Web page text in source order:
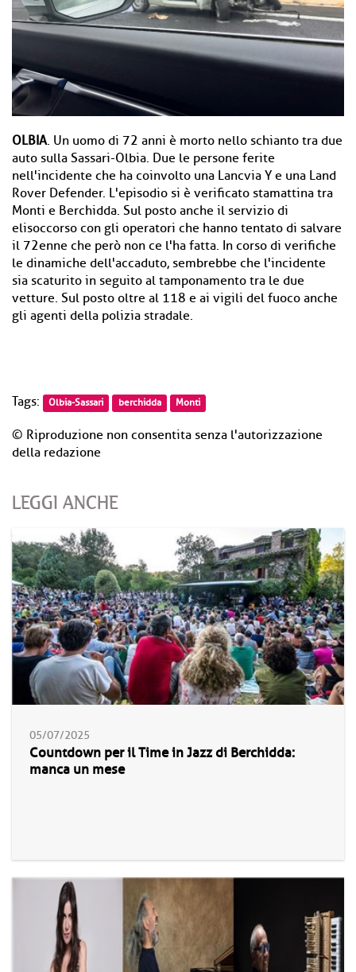
OLBIA. Un uomo di 72 anni è morto nello schianto tra due
auto sulla Sassari-Olbia. Due le persone ferite
nell'incidente che ha coinvolto una Lancvia Y e una Land
Rover Defender. L'episodio si è verificato stamattina tra
Monti e Berchidda. Sul posto anche il servizio di
elisoccorso con gli operatori che hanno tentato di salvare
il 72enne che però non ce l'ha fatta. In corso di verifiche
le dinamiche dell'accaduto, sembrebbe che l'incidente
sia scaturito in seguito al tamponamento tra le due
vetture. Sul posto oltre al 118 e ai vigili del fuoco anche
gli agenti della polizia stradale.
Tags: Olbia-Sassari berchidda Monti
© Riproduzione non consentita senza l'autorizzazione
della redazione
LEGGI ANCHE
05/07/2025
Countdown per il Time in Jazz di Berchidda:
manca un mese